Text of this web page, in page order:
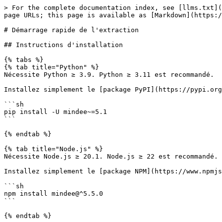
> For the complete documentation index, see [llms.txt](https://docs.mindee.com/llms.txt). Markdown versions of documentation pages are available by appending `.md` to page URLs; this page is available as [Markdown](https://docs.mindee.com/v2/fr/modeles-extraction/sdk-integration/quick-start.md).

# Démarrage rapide de l'extraction

## Instructions d'installation

{% tabs %}
{% tab title="Python" %}
Nécessite Python ≥ 3.9. Python ≥ 3.11 est recommandé.

Installez simplement le [package PyPI](https://pypi.org/project/mindee/) avec `pip`:

```sh
pip install -U mindee~=5.1
```

{% endtab %}

{% tab title="Node.js" %}
Nécessite Node.js ≥ 20.1. Node.js ≥ 22 est recommandé.

Installez simplement le [package NPM](https://www.npmjs.com/package/mindee):

```sh
npm install mindee@^5.5.0
```

{% endtab %}

{% tab title="PHP" %}
Nécessite PHP ≥ 8.1. PHP ≥ 8.3 est recommandé.

Installez simplement le [package Packagist](https://packagist.org/packages/mindee/mindee) avec [composer](https://getcomposer.org/):

```sh
php composer.phar require "mindee/mindee:>=3.0"
```

{% endtab %}

{% tab title="Ruby" %}
Nécessite Ruby ≥ 3.2.

Installez simplement le [gem](https://rubygems.org/gems/mindee) avec :

```shell
gem install mindee -v '~> 5.2'
```

{% endtab %}

{% tab title="Java" %}
Nécessite Java ≥ 11. Java ≥ 17 est recommandé.

ID de groupe : `com.mindee.sdk`\
ID d’artefact : `mindee-api-java`\
Version : `5.2.0` ou supérieur

Il existe plusieurs méthodes d'installation, Maven, Gradle, etc. :

[Détails de l'installation](https://central.sonatype.com/artifact/com.mindee.sdk/mindee-api-java)
{% endtab %}

{% tab title=".NET" %}
.NET ≥ 8.0 est recommandé.

Installez simplement le [package NuGet](https://www.nuget.org/packages/Mindee) avec `dotnet add`:

```sh
dotnet add package Mindee --version 4.4
```

{% endtab %}
{% endtabs %}

Vous ne voyez pas de prise en charge pour votre langage ou framework préféré ? [Faites une demande de fonctionnalité !](https://feedback.mindee.com/?b=682f69c9e2404756e7e68d1c)

## Envoyer un fichier et interroger les résultats

Prenez note de l'ID de votre modèle pour l'utiliser dans l'API.

Lorsque vous débutez, nous vous recommandons d'utiliser la méthode d'interrogation, qui sera la plus rapide (à moins que vous n'ayez déjà accès à un serveur Web public).

Voici des exemples de code de base, ils sont autonomes et peuvent être exécutés tels quels :

{% tabs %}
{% tab title="Python" %}
Nécessite Python ≥ 3.10. Python ≥ 3.12 est recommandé.\
Nécessite le [bibliothèque cliente Python Mindee](https://pypi.org/project/mindee/) version **5.1.1** ou supérieure.

{% code lineNumbers="true" %}

```python
from mindee import PathInput
from mindee.v2 import (
    Client,
    ExtractionParameters,
    ExtractionResponse,
)

input_path = "/path/to/the/file.ext"
api_key = "MY_API_KEY"
model_id = "MY_MODEL_ID"

# Initialiser un nouveau client
mindee_client = Client(api_key)

# Définir les paramètres Extraction
model_params = ExtractionParameters(
    # ID du modèle, requis.
    model_id=model_id,

    # Options : définissez `True` ou `False` pour remplacer les valeurs par défaut

    # Améliorez la précision de l'extraction grâce à la génération